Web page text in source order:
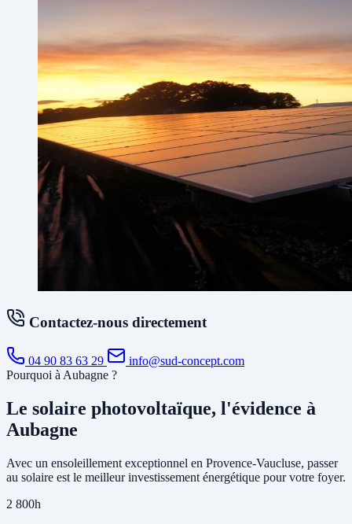
Contactez-nous directement
04 90 83 63 29
info@sud-concept.com
Pourquoi à Aubagne ?
Le solaire photovoltaïque, l'évidence à
Aubagne
Avec un ensoleillement exceptionnel en Provence-Vaucluse, passer
au solaire est le meilleur investissement énergétique pour votre foyer.
2 800h